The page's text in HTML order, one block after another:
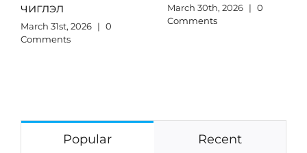
чиглэл
March 31st, 2026 | 0
Comments
March 30th, 2026 | 0
Comments
Popular Recent